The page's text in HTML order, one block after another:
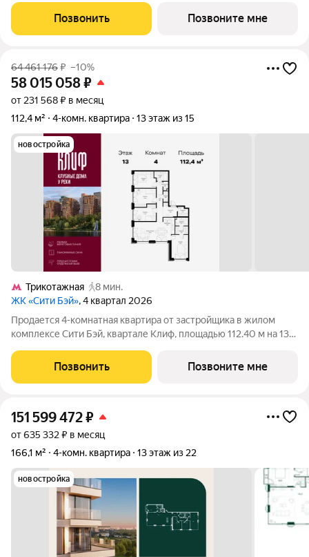
пять Клубных домов на первой линии озелененной
набережной Реки Москвы. Со
Позвонить Позвоните мне
64 461 176₽ –10%
58 015 058₽
от 231 568 ₽ в месяц
112,4 м²
4-комн. квартира 13 этаж из 15
новостройка
Трикотажная
8 мин.
ЖК «Сити Бэй», 4 квартал 2026
Продается 4-комнатная квартира от застройщика в жилом
комплексе Сити Бэй, квартале Клиф, площадью 112.40 м на 13
пять Клубных домов на первой линии озелененной
набережной Реки Москвы. Со
Позвонить Позвоните мне
151 599 472₽
от 635 332 ₽ в месяц
166,1 м²
4-комн. квартира 13 этаж из 22
новостройка